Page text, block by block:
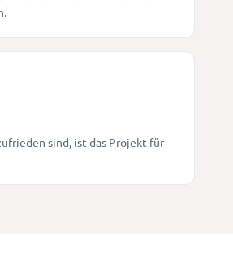
sind, ist das Projekt für